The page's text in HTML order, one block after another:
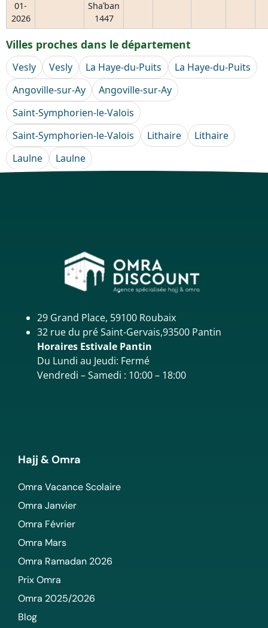
01-
2026
Shaʿban
1447
Villes proches dans le département
Vesly Vesly La Haye-du-Puits
La Haye-du-Puits
Angoville-sur-Ay
Angoville-sur-Ay
Saint-Symphorien-le-Valois
Saint-Symphorien-le-Valois
Lithaire
Lithaire
Laulne
Laulne
29 Grand Place, 59100 Roubaix
32 rue du pré Saint-Gervais,93500 Pantin
Horaires Estivale Pantin
Du Lundi au Jeudi: Fermé
Vendredi – Samedi : 10:00 – 18:00
Hajj & Omra
Omra Vacance Scolaire
Omra Janvier
Omra Février
Omra Mars
Omra Ramadan 2026
Prix Omra
Omra 2025/2026
Blog